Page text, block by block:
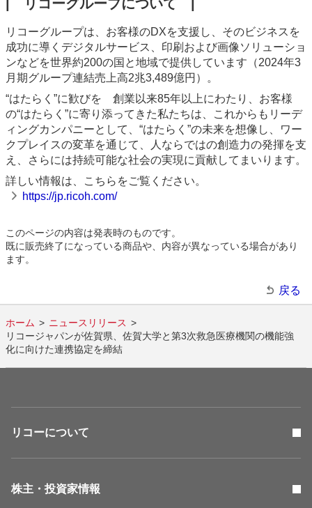
| リコーグループについて |
リコーグループは、お客様のDXを支援し、そのビジネスを
成功に導くデジタルサービス、印刷および画像ソリューショ
ンなどを世界約200の国と地域で提供しています（2024年3
月期グループ連結売上高2兆3,489億円）。
“はたらく”に歓びを 創業以来85年以上にわたり、お客様
の“はたらく”に寄り添ってきた私たちは、これからもリーデ
ィングカンパニーとして、“はたらく”の未来を想像し、ワー
クプレイスの変革を通じて、人ならではの創造力の発揮を支
え、さらには持続可能な社会の実現に貢献してまいります。
詳しい情報は、こちらをご覧ください。
https://jp.ricoh.com/
このページの内容は発表時のものです。
既に販売終了になっている商品や、内容が異なっている場合があり
ます。
戻る
ホーム
ニュースリリース
リコージャパンが佐賀県、佐賀大学と第3次救急医療機関の機能強
化に向けた連携協定を締結
リコーについて
株主・投資家情報